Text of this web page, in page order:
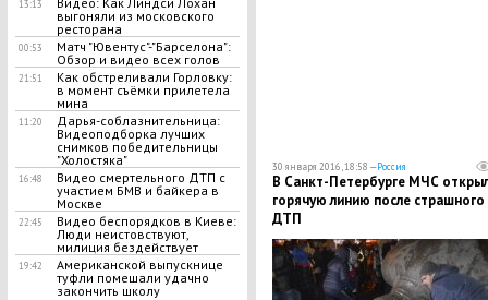
13:13
выгоняли из московского
ресторана
00:53
Матч "Ювентус"-"Барселона":
Обзор и видео всех голов
21:51
Как обстреливали Горловку:
в момент съёмки прилетела
мина
11:20
Дарья-соблазнительница:
Видеоподборка лучших
снимков победительницы
"Холостяка"
16:48
Видео смертельного ДТП с
участием БМВ и байкера в
Москве
22:45
Видео беспорядков в Киеве:
Люди неистовствуют,
милиция бездействует
19:42
Американской выпускнице
туфли помешали удачно
закончить школу
30 января 2016, 18:58 —Россия
В Санкт-Петербурге МЧС
горячую линию после страшного
ДТП